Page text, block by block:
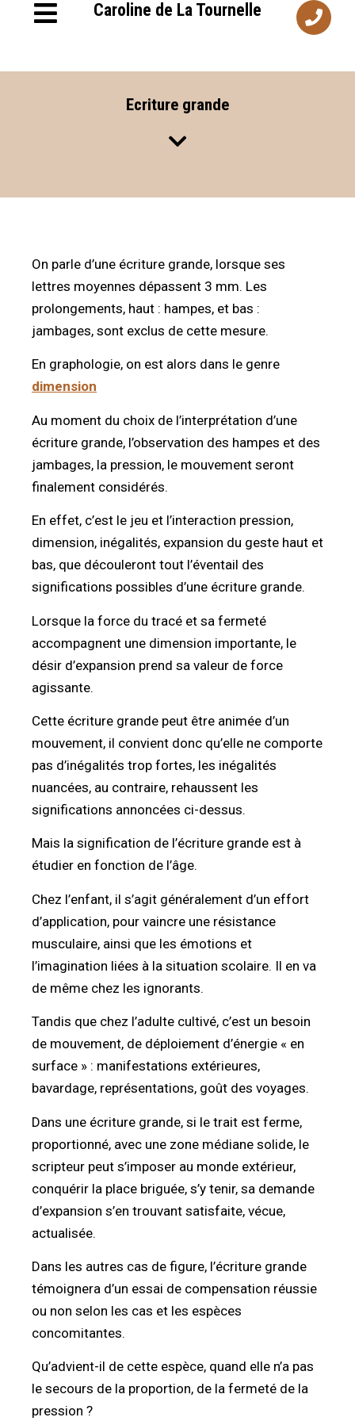
Caroline de La Tournelle
Ecriture grande
On parle d’une écriture grande, lorsque ses
lettres moyennes dépassent 3 mm. Les
prolongements, haut : hampes, et bas :
jambages, sont exclus de cette mesure.
En graphologie, on est alors dans le genre
dimension
Au moment du choix de l’interprétation d’une
écriture grande, l’observation des hampes et des
jambages, la pression, le mouvement seront
finalement considérés.
En effet, c’est le jeu et l’interaction pression,
dimension, inégalités, expansion du geste haut et
bas, que découleront tout l’éventail des
significations possibles d’une écriture grande.
Lorsque la force du tracé et sa fermeté
accompagnent une dimension importante, le
désir d’expansion prend sa valeur de force
agissante.
Cette écriture grande peut être animée d’un
mouvement, il convient donc qu’elle ne comporte
pas d’inégalités trop fortes, les inégalités
nuancées, au contraire, rehaussent les
significations annoncées ci-dessus.
Mais la signification de l’écriture grande est à
étudier en fonction de l’âge.
Chez l’enfant, il s’agit généralement d’un effort
d’application, pour vaincre une résistance
musculaire, ainsi que les émotions et
l’imagination liées à la situation scolaire. Il en va
de même chez les ignorants.
Tandis que chez l’adulte cultivé, c’est un besoin
de mouvement, de déploiement d’énergie « en
surface » : manifestations extérieures,
bavardage, représentations, goût des voyages.
Dans une écriture grande, si le trait est ferme,
proportionné, avec une zone médiane solide, le
scripteur peut s’imposer au monde extérieur,
conquérir la place briguée, s’y tenir, sa demande
d’expansion s’en trouvant satisfaite, vécue,
actualisée.
Dans les autres cas de figure, l’écriture grande
témoignera d’un essai de compensation réussie
ou non selon les cas et les espèces
concomitantes.
Qu’advient-il de cette espèce, quand elle n’a pas
le secours de la proportion, de la fermeté de la
pression ?